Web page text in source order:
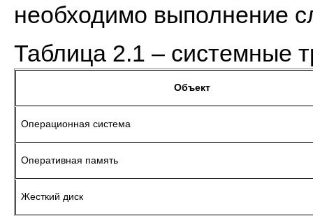
необходимо выполнение
Таблица 2.1 – системные
Объект
Операционная система
Оперативная память
Жесткий диск